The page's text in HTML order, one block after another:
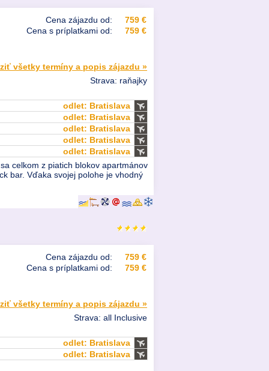
Cena zájazdu od:
759 €
Cena s príplatkami od:
759 €
všetky termíny a popis zájazdu »
Strava: raňajky
odlet: Bratislava
odlet: Bratislava
odlet: Bratislava
odlet: Bratislava
odlet: Bratislava
celkom z piatich blokov apartmánov
bar. Vďaka svojej polohe je vhodný
Cena zájazdu od:
759 €
Cena s príplatkami od:
759 €
všetky termíny a popis zájazdu »
Strava: all Inclusive
odlet: Bratislava
odlet: Bratislava